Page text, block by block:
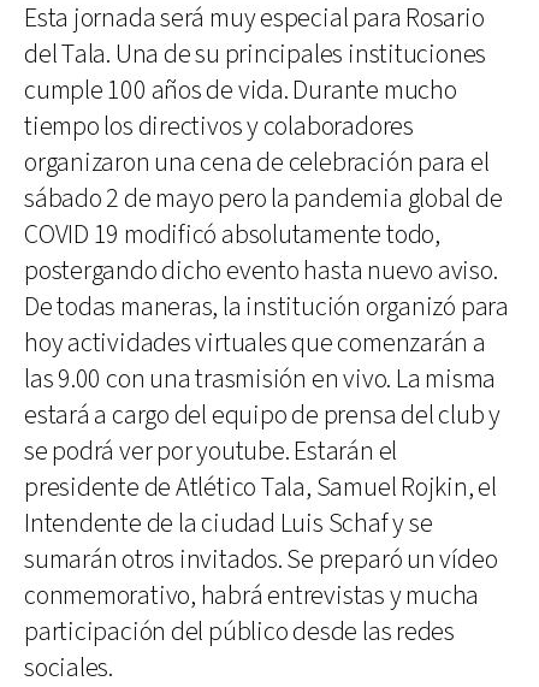
Esta jornada será muy especial para Rosario
del Tala. Una de su principales instituciones
cumple 100 años de vida. Durante mucho
tiempo los directivos y colaboradores
organizaron una cena de celebración para el
sábado 2 de mayo pero la pandemia global de
COVID 19 modificó absolutamente todo,
postergando dicho evento hasta nuevo aviso.
De todas maneras, la institución organizó para
hoy actividades virtuales que comenzarán a
las 9.00 con una trasmisión en vivo. La misma
estará a cargo del equipo de prensa del club y
se podrá ver por youtube. Estarán el
presidente de Atlético Tala, Samuel Rojkin, el
Intendente de la ciudad Luis Schaf y se
sumarán otros invitados. Se preparó un vídeo
conmemorativo, habrá entrevistas y mucha
participación del público desde las redes
sociales.